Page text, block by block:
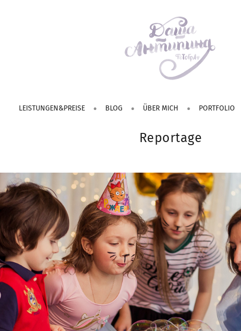
LEISTUNGEN&PREISE BLOG ÜBER MICH PORTFOLIO
Reportage